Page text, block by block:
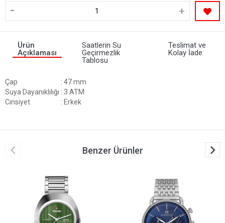
- +
Ürün
Açıklaması
Saatlerin Su
Geçirmezlik
Tablosu
Teslimat ve
Kolay İade
Çap
: 47 mm
Suya Dayanıklılığı : 3 ATM
Cinsiyet
: Erkek
Benzer Ürünler